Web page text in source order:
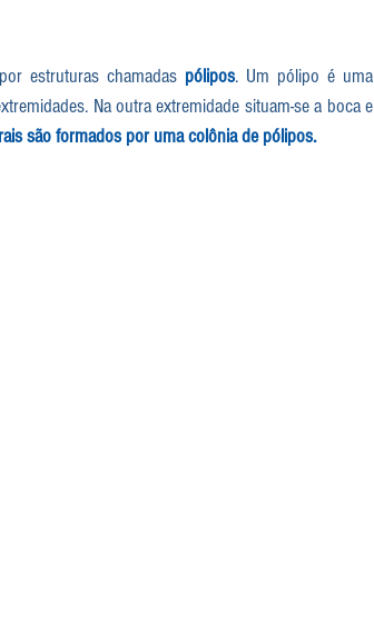
estruturas chamadas pólipos. Um pólipo é uma
Na outra extremidade situam-se a boca e
são formados por uma colônia de pólipos.